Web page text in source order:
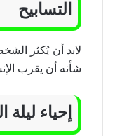
التسابيح
لابد أن يُكثر
شأنه أن يقرب
إحياء ليلة